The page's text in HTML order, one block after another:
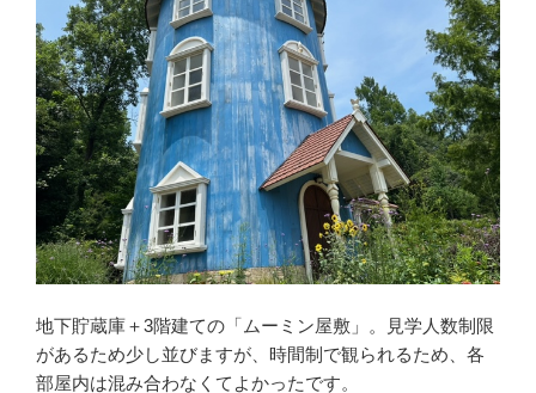
地下貯蔵庫＋3階建ての「ムーミン屋敷」。見学人数制限
があるため少し並びますが、時間制で観られるため、各
部屋内は混み合わなくてよかったです。